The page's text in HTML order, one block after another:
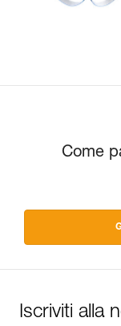
Come
Iscriviti alla